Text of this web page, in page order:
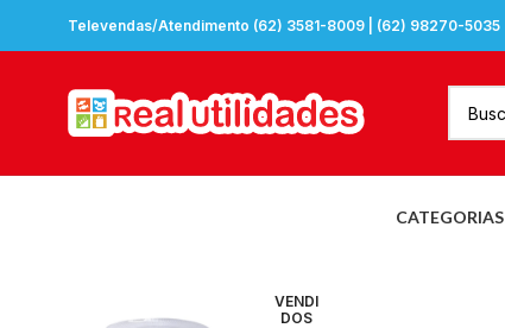
Televendas/Atendimento (62) 3581-8009 | (62) 98270-5035
CATEGORIAS
VENDI
DOS